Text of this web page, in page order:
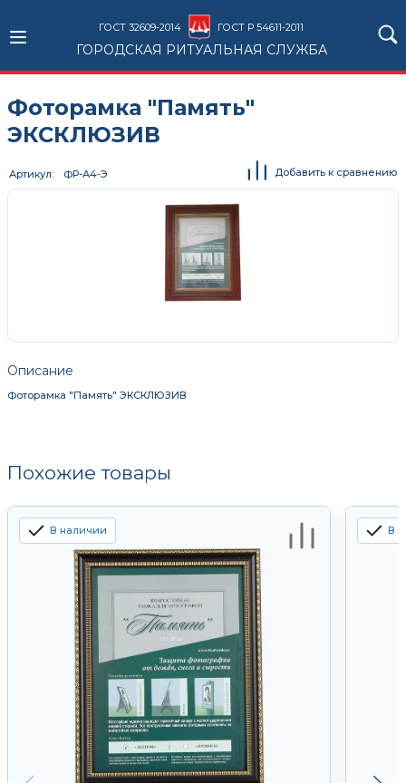
ГОСТ 32609-2014 ГОСТ Р 54611-2011
ГОРОДСКАЯ РИТУАЛЬНАЯ СЛУЖБА
Фоторамка "Память"
ЭКСКЛЮЗИВ
Описание
Фоторамка "Память" ЭКСКЛЮЗИВ
Артикул ФР-А4-Э Добавить к сравнению
Похожие товары
В наличии В